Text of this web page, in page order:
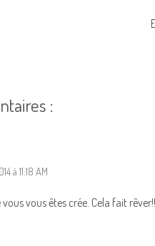
:
à 11:18 AM
vous êtes crée. Cela fait